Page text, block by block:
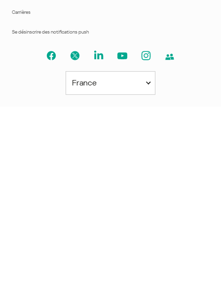
Carrières
Se désinscrire des notifications push
France